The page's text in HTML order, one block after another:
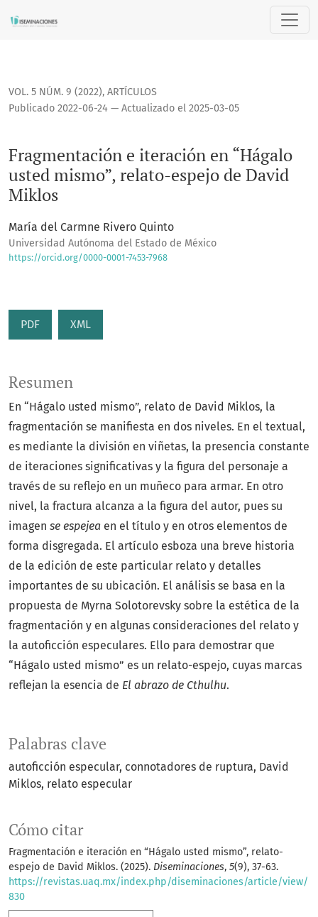
Fragmentación e iteración en “Hágalo usted mismo”,
VOL. 5 NÚM. 9 (2022), ARTÍCULOS
Fragmentación e iteración en “Hágalo
usted mismo”, relato-espejo de David
Miklos
Publicado 2022-06-24 — Actualizado el 2025-03-05
María del Carmne Rivero Quinto
Universidad Autónoma del Estado de México
https://orcid.org/0000-0001-7453-7968
PDF XML
Palabras clave
autoficción especular connotadores de ruptura David
Miklos relato especular
Cómo citar
Fragmentación e iteración en “Hágalo usted mismo”, relato-
espejo de David Miklos. (2025). Diseminaciones, 5(9), 37-63.
https://revistas.uaq.mx/index.php/diseminaciones/article/view/
830
Resumen
En “Hágalo usted mismo”, relato de David Miklos, la
fragmentación se manifiesta en dos niveles. En el textual,
es mediante la división en viñetas, la presencia constante
de iteraciones significativas y la figura del personaje a
través de su reflejo en un muñeco para armar. En otro
nivel, la fractura alcanza a la figura del autor, pues su
imagen se espejea en el título y en otros elementos de
forma disgregada. El artículo esboza una breve historia
de la edición de este particular relato y detalles
importantes de su ubicación. El análisis se basa en la
propuesta de Myrna Solotorevsky sobre la estética de la
fragmentación y en algunas consideraciones del relato y
la autoficción especulares. Ello para demostrar que
“Hágalo usted mismo” es un relato-espejo, cuyas marcas
reflejan la esencia de El abrazo de Cthulhu.